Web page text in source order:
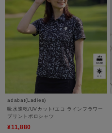
adabat(Ladies)
吸水速乾/UVカット/エコ ラインフラワー
プリントポロシャツ
¥11,880